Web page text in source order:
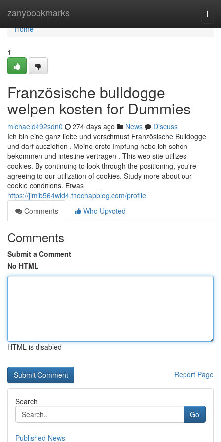
zanybookmarks
Home
Home
1
Französische bulldogge
welpen kosten for Dummies
michaeld492sdn0 274 days ago News
Discuss
Ich bin eine ganz liebe und verschmust Französische Bulldogge
und darf ausziehen . Meine erste Impfung habe ich schon
bekommen und intestine vertragen . This web site utilizes
cookies. By continuing to look through the positioning, you're
agreeing to our utilization of cookies. Study more about our
cookie conditions. Etwas
https://jimib564wld4.thechapblog.com/profile
Comments
Who Upvoted
Comments
Submit a Comment
No HTML
HTML is disabled
Report Page
Search
Go
Published News